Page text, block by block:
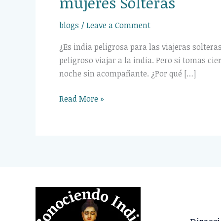
blogs /Leave a Comment
¿Es india peligrosa para las viajeras
peligroso viajar a la india. Pero si tomas
noche sin acompañante. ¿Por qué […]
Solteras
Read More »